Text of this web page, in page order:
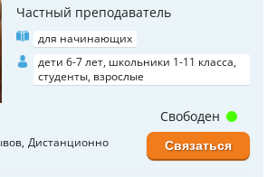
Частный преподаватель
для начинающих
дети 6-7 лет, школьники 1-11 класса,
студенты, взрослые
Дистанционно
Свободен
Связаться